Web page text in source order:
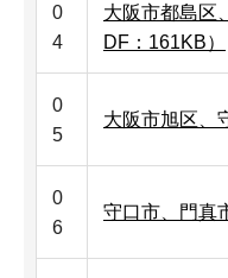
0
4
大阪市都島区
DF：161KB）
0
5
大阪市旭区、
0
6
守口市、門真